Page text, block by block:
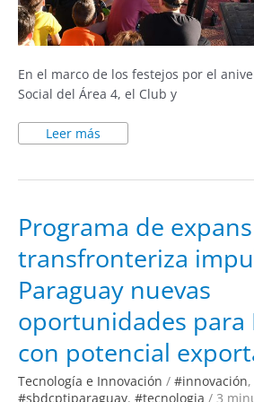
En el marco de los festejos por el
Social del Área 4, el Club y
Leer más
Programa de
transfronteriza
Paraguay nuevas
oportunidades para
con potencial
Tecnología e Innovación / #innovación,
#sbdcptiparaguay, #tecnologia / 3
de
expansión
transfronteriza
impulsa
Paraguay
nuevas
oportunidades
para
MIPYMES
potencial
exportador